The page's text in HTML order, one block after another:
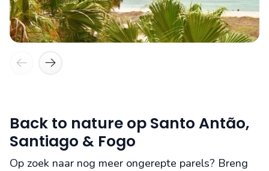
Back to nature op Santo Antão,
Santiago & Fogo
Op zoek naar nog meer ongerepte parels? Breng